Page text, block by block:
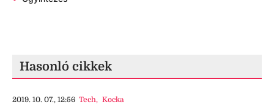
Hasonló cikkek
2019. 10. 07., 12:56 Tech, Kocka